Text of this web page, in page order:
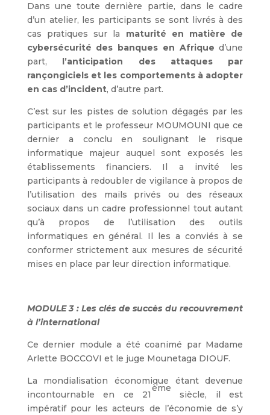
Dans une toute dernière partie, dans le cadre
d’un atelier, les participants se sont livrés à des
cas pratiques sur la maturité en matière de
cybersécurité des banques en Afrique d’une
part, l’anticipation des attaques par
rançongiciels et les comportements à adopter
en cas d’incident, d’autre part.
C’est sur les pistes de solution dégagés par les
participants et le professeur MOUMOUNI que ce
dernier a conclu en soulignant le risque
informatique majeur auquel sont exposés les
établissements financiers. Il a invité les
participants à redoubler de vigilance à propos de
l’utilisation des mails privés ou des réseaux
sociaux dans un cadre professionnel tout autant
qu’à propos de l’utilisation des outils
informatiques en général. Il les a conviés à se
conformer strictement aux mesures de sécurité
mises en place par leur direction informatique.
MODULE 3 : Les clés de succès du recouvrement
à l’international
Ce dernier module a été coanimé par Madame
Arlette BOCCOVI et le juge Mounetaga DIOUF.
La mondialisation économique étant devenue
incontournable en ce 21
ème
siècle, il est
impératif pour les acteurs de l’économie de s’y